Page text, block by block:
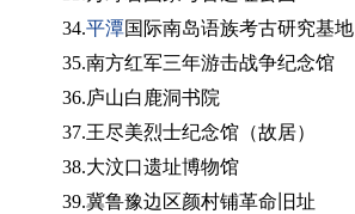
34.平潭国际南岛语族考古研究基地
35.南方红军三年游击战争纪念馆
36.庐山白鹿洞书院
37.王尽美烈士纪念馆（故居）
38.大汶口遗址博物馆
39.冀鲁豫边区颜村铺革命旧址